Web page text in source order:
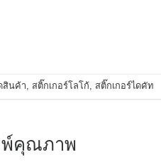
สินค้า, สติ๊กเกอร์โลโก้, สติ๊กเกอร์ไดคัท
พ์คุณภาพ